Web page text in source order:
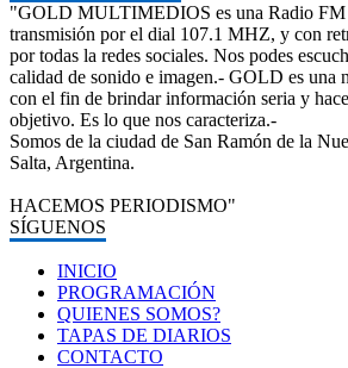
"GOLD MULTIMEDIOS es una Radio FM
transmisión por el dial 107.1 MHZ, y con
por todas la redes sociales. Nos podes
calidad de sonido e imagen.- GOLD es una
con el fin de brindar información seria y
objetivo. Es lo que nos caracteriza.-
Somos de la ciudad de San Ramón de la
Salta, Argentina.
HACEMOS PERIODISMO"
SÍGUENOS
INICIO
PROGRAMACIÓN
QUIENES SOMOS?
TAPAS DE DIARIOS
CONTACTO